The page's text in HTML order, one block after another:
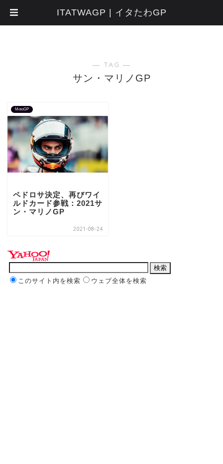
― TAG ―
サン・マリノGP
MotoGP
ペドロサ決定、再びワイ
ルドカード参戦：2021サ
ン・マリノGP
2021-08-24
このサイト内を検索 ウェブ全体を検索
ITATWAGP | イタたわGP